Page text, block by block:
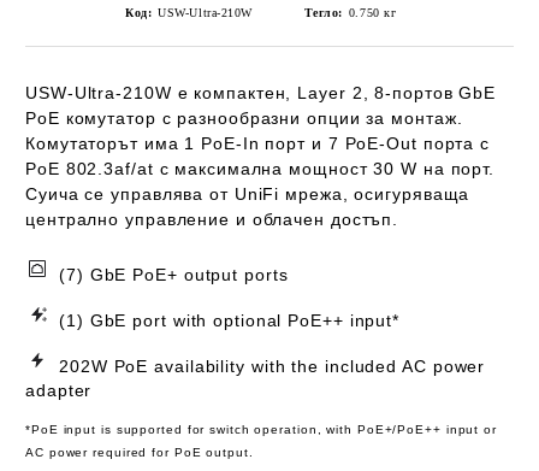
Код: USW-Ultra-210W Тегло: 0.750 кг
USW-Ultra-210W е компактен, Layer 2, 8-портов GbE
PoE комутатор с разнообразни опции за монтаж.
Комутаторът има 1 PoE-In порт и 7 PoE-Out порта с
PoE 802.3af/at с максимална мощност 30 W на порт.
Суича се управлява от UniFi мрежа, осигуряваща
централно управление и облачен достъп.
(7) GbE PoE+ output ports
(1) GbE port with optional PoE++ input*
202W PoE availability with the included AC power
adapter
*PoE input is supported for switch operation, with PoE+/PoE++ input or
AC power required for PoE output.